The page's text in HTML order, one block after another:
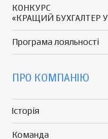
КОНКУРС
«КРАЩИЙ БУХГАЛТЕР
Програма лояльності
ПРО КОМПАНІЮ
Історія
Команда